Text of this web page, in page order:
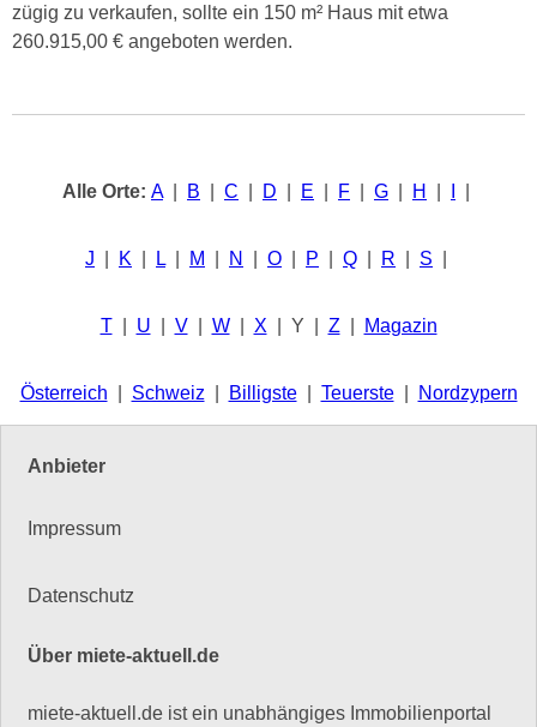
zügig zu verkaufen, sollte ein 150 m² Haus mit etwa
260.915,00 € angeboten werden.
Alle Orte: A| B C D E F G H
J K L M N O P Q R S
T| U V| W| X | Y | Z Magazin
Österreich Schweiz Billigste| Teuerste| Nordzypern
Anbieter
Impressum
Datenschutz
Über miete-aktuell.de
miete-aktuell.de ist ein unabhängiges Immobilienportal